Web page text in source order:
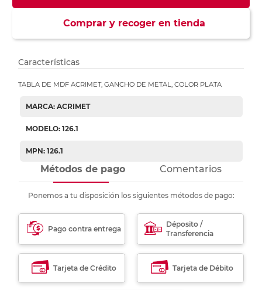
Comprar y recoger en tienda
Características
TABLA DE MDF ACRIMET, GANCHO DE METAL, COLOR PLATA
MARCA: ACRIMET
MODELO: 126.1
MPN: 126.1
Métodos de pago Comentarios
Ponemos a tu disposición los siguientes métodos de pago:
Pago contra entrega
Déposito /
Transferencia
Tarjeta de Crédito Tarjeta de Débito